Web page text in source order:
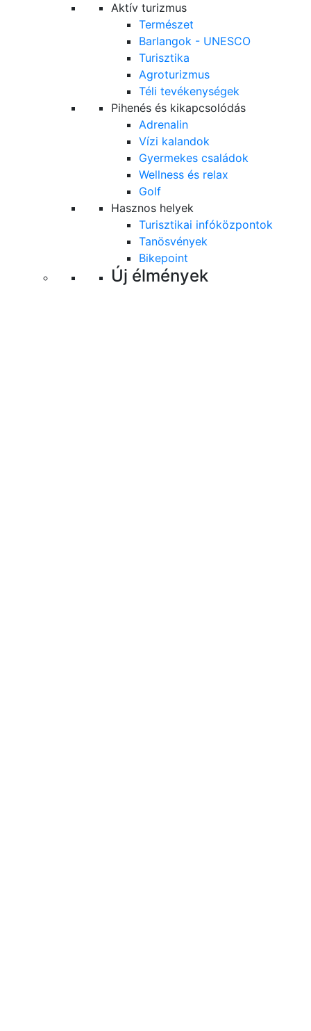
Aktív turizmus
Természet
Barlangok - UNESCO
Turisztika
Agroturizmus
Téli tevékenységek
Pihenés és kikapcsolódás
Adrenalin
Vízi kalandok
Gyermekes családok
Wellness és relax
Golf
Hasznos helyek
Turisztikai infóközpontok
Tanösvények
Bikepoint
Új élmények